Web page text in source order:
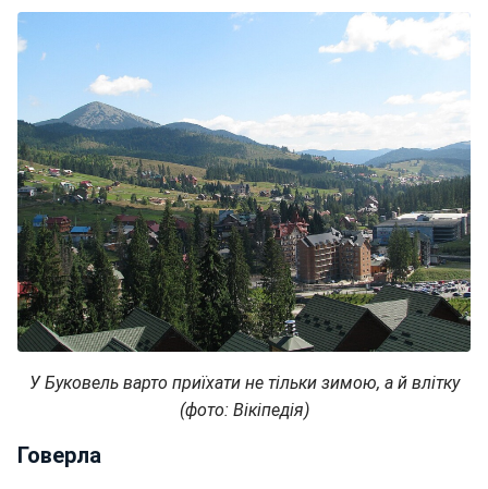
У Буковель варто приїхати не тільки зимою, а й влітку
(фото: Вікіпедія)
Говерла